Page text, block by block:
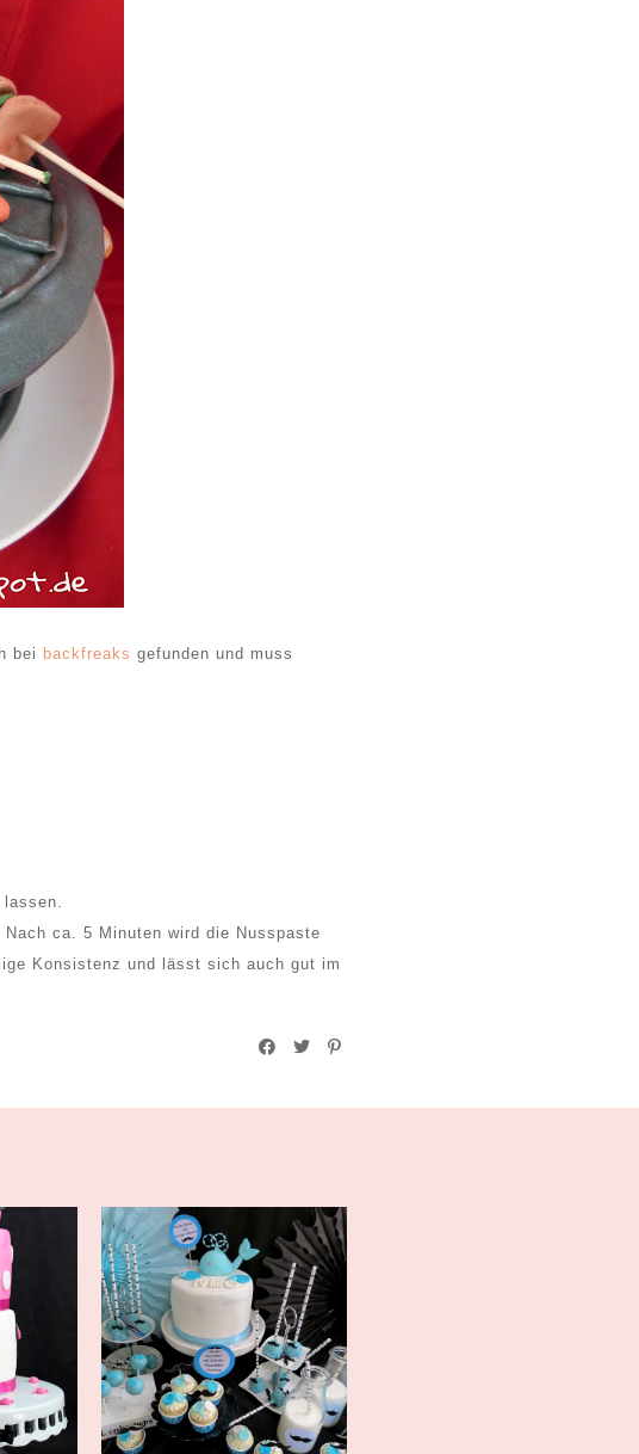
bei backfreaks gefunden und muss
lassen.
ca. 5 Minuten wird die Nusspaste
Konsistenz und lässt sich auch gut im
mit
Darf ich vorstellen: Neo, der
klein...